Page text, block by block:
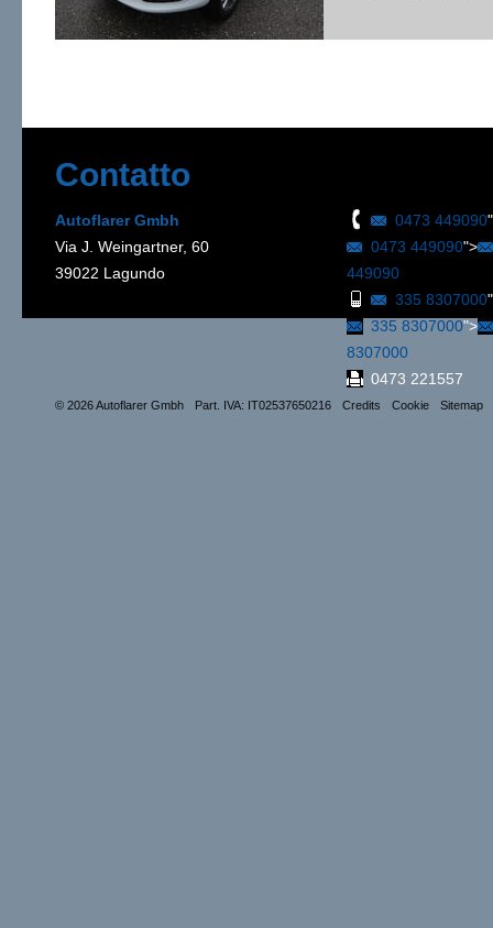
Contatto
Autoflarer Gmbh
Via J. Weingartner, 60
39022 Lagundo
0473 449090
0473 449090">
449090
335 8307000
335 8307000">
8307000
0473 221557
© 2026 Autoflarer Gmbh Part. IVA: IT02537650216 Credits Cookie Sitemap